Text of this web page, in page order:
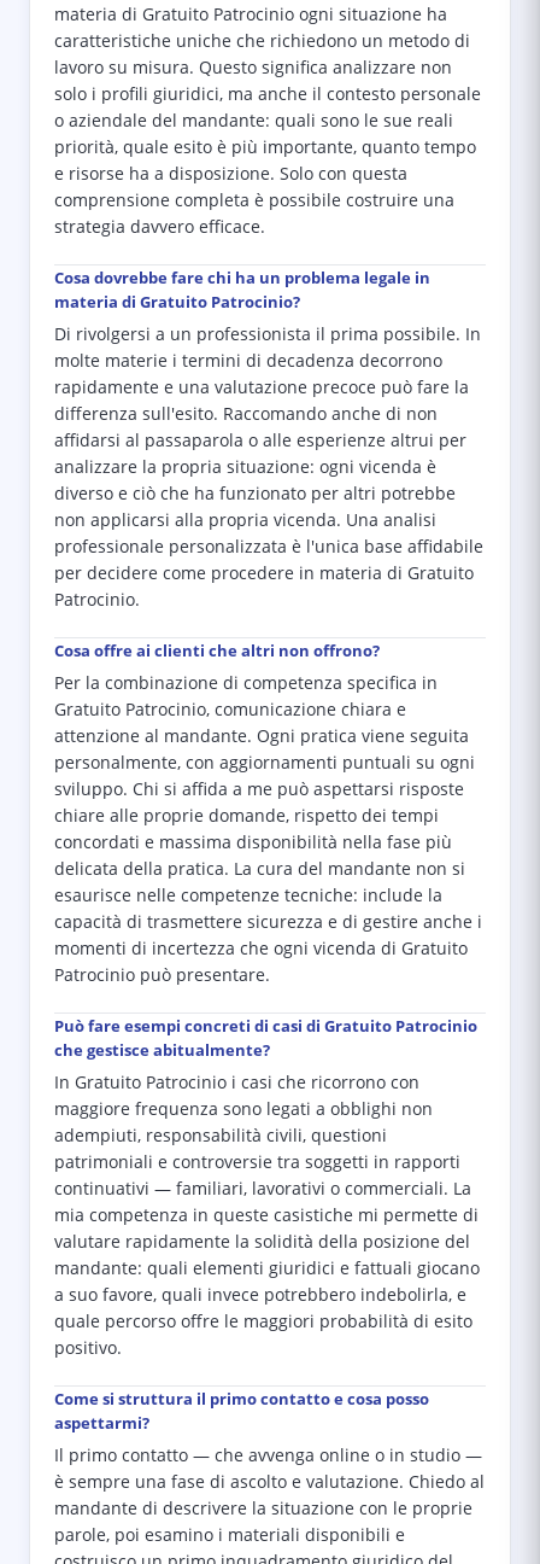
materia di Gratuito Patrocinio ogni situazione ha
caratteristiche uniche che richiedono un metodo di
lavoro su misura. Questo significa analizzare non
solo i profili giuridici, ma anche il contesto personale
o aziendale del mandante: quali sono le sue reali
priorità, quale esito è più importante, quanto tempo
e risorse ha a disposizione. Solo con questa
comprensione completa è possibile costruire una
strategia davvero efficace.
Cosa dovrebbe fare chi ha un problema legale in
materia di Gratuito Patrocinio?
Di rivolgersi a un professionista il prima possibile. In
molte materie i termini di decadenza decorrono
rapidamente e una valutazione precoce può fare la
differenza sull'esito. Raccomando anche di non
affidarsi al passaparola o alle esperienze altrui per
analizzare la propria situazione: ogni vicenda è
diverso e ciò che ha funzionato per altri potrebbe
non applicarsi alla propria vicenda. Una analisi
professionale personalizzata è l'unica base affidabile
per decidere come procedere in materia di Gratuito
Patrocinio.
Cosa offre ai clienti che altri non offrono?
Per la combinazione di competenza specifica in
Gratuito Patrocinio, comunicazione chiara e
attenzione al mandante. Ogni pratica viene seguita
personalmente, con aggiornamenti puntuali su ogni
sviluppo. Chi si affida a me può aspettarsi risposte
chiare alle proprie domande, rispetto dei tempi
concordati e massima disponibilità nella fase più
delicata della pratica. La cura del mandante non si
esaurisce nelle competenze tecniche: include la
capacità di trasmettere sicurezza e di gestire anche i
momenti di incertezza che ogni vicenda di Gratuito
Patrocinio può presentare.
Può fare esempi concreti di casi di Gratuito Patrocinio
che gestisce abitualmente?
In Gratuito Patrocinio i casi che ricorrono con
maggiore frequenza sono legati a obblighi non
adempiuti, responsabilità civili, questioni
patrimoniali e controversie tra soggetti in rapporti
continuativi — familiari, lavorativi o commerciali. La
mia competenza in queste casistiche mi permette di
valutare rapidamente la solidità della posizione del
mandante: quali elementi giuridici e fattuali giocano
a suo favore, quali invece potrebbero indebolirla, e
quale percorso offre le maggiori probabilità di esito
positivo.
Come si struttura il primo contatto e cosa posso
aspettarmi?
Il primo contatto — che avvenga online o in studio —
è sempre una fase di ascolto e valutazione. Chiedo al
mandante di descrivere la situazione con le proprie
parole, poi esamino i materiali disponibili e